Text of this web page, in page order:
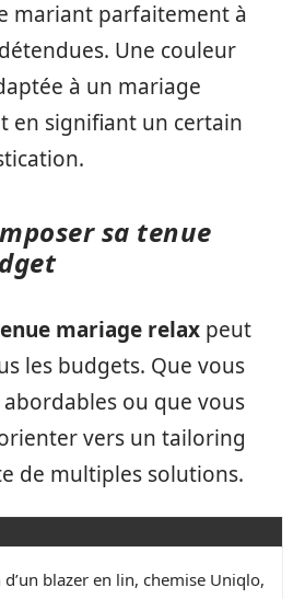
mariant parfaitement à
Une couleur
à un mariage
en signifiant un certain
sa tenue
mariage relax peut
les budgets. Que vous
abordables ou que vous
vers un tailoring
de multiples solutions.
d’un blazer en lin, chemise Uniqlo,